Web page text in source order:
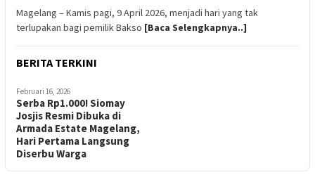
Magelang – Kamis pagi, 9 April 2026, menjadi hari yang tak
terlupakan bagi pemilik Bakso [Baca Selengkapnya..]
BERITA TERKINI
Februari 16, 2026
Serba Rp1.000! Siomay
Josjis Resmi Dibuka di
Armada Estate Magelang,
Hari Pertama Langsung
Diserbu Warga